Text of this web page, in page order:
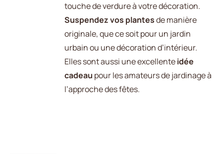
touche de verdure à votre décoration.
Suspendez vos plantesde manière
originale, que ce soit pour un jardin
urbain ou une décoration d’intérieur.
Elles sont aussi une excellenteidée
cadeau pour les amateurs de jardinage à
l’approche des fêtes.